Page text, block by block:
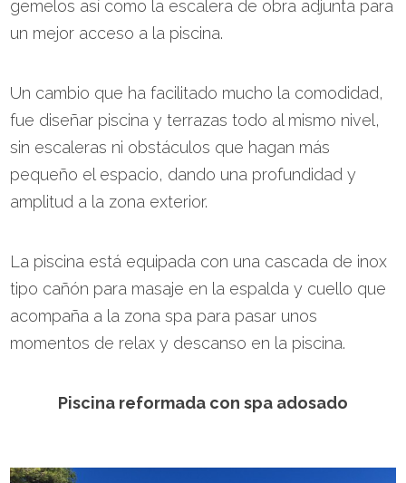
gemelos así como la escalera de obra adjunta para
un mejor acceso a la piscina.
Un cambio que ha facilitado mucho la comodidad,
fue diseñar piscina y terrazas todo al mismo nivel,
sin escaleras ni obstáculos que hagan más
pequeño el espacio, dando una profundidad y
amplitud a la zona exterior.
La piscina está equipada con una cascada de inox
tipo cañón para masaje en la espalda y cuello que
acompaña a la zona spa para pasar unos
momentos de relax y descanso en la piscina.
Piscina reformada con spa adosado